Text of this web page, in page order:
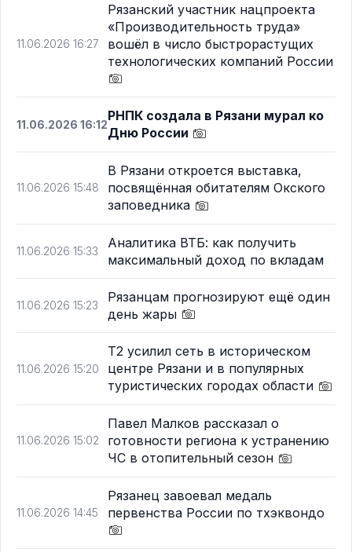
11.06.2026 16:27
Рязанский участник нацпроекта
«Производительность труда»
вошёл в число быстрорастущих
технологических компаний России
11.06.2026 16:12
РНПК создала в Рязани мурал ко
Дню России
11.06.2026 15:48
В Рязани откроется выставка,
посвящённая обитателям Окского
заповедника
11.06.2026 15:33
Аналитика ВТБ: как получить
максимальный доход по вкладам
11.06.2026 15:23
Рязанцам прогнозируют ещё один
день жары
11.06.2026 15:20
T2 усилил сеть в историческом
центре Рязани и в популярных
туристических городах области
11.06.2026 15:02
Павел Малков рассказал о
готовности региона к устранению
ЧС в отопительный сезон
11.06.2026 14:45
Рязанец завоевал медаль
первенства России по тхэквондо